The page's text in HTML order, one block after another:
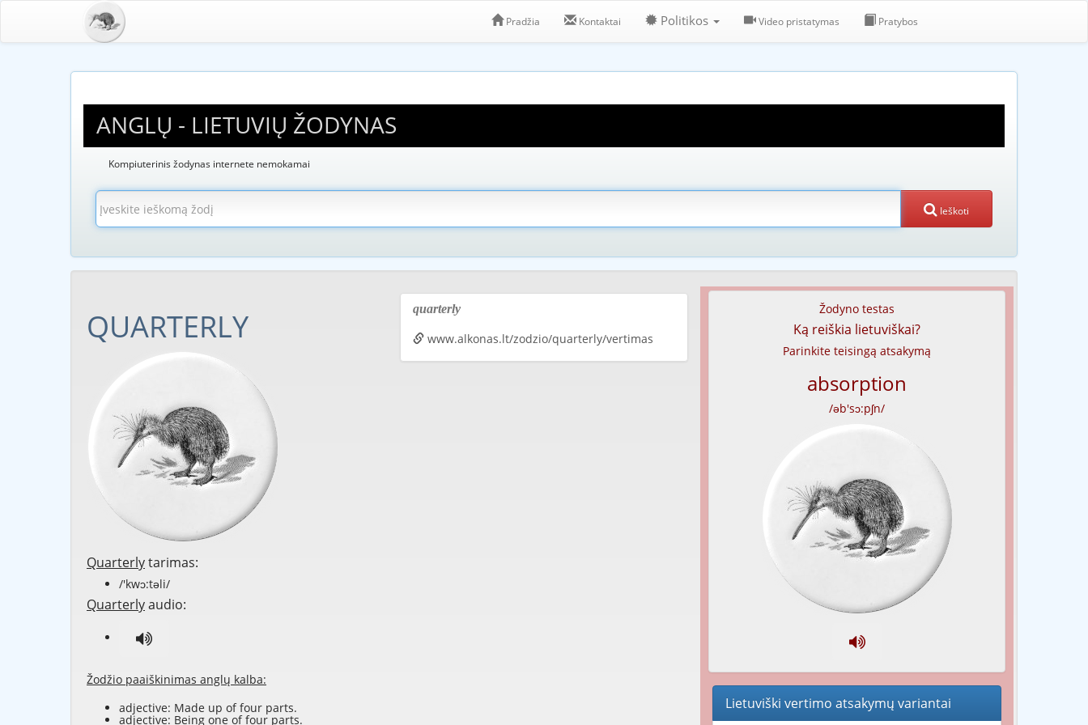
Pradžia Kontaktai Politikos Video pristatymas Pratybos
ANGLŲ - LIETUVIŲ ŽODYNAS
Kompiuterinis žodynas internete nemokamai
Ieškoti
QUARTERLY
Quarterlytarimas:
/'kwɔ:təli/
Quarterlyaudio:
Žodžio paaiškinimas anglų kalba:
adjective: Made up of four parts.
adjective: Being one of four parts.
quarterly
www.alkonas.lt/zodzio/quarterly/vertimas
Žodyno testas
Ką reiškia lietuviškai?
Parinkite teisingą atsakymą
absorption
/əb'sɔ:pʃn/
Lietuviški vertimo atsakymų variantai